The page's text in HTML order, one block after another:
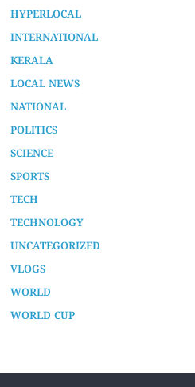
HYPERLOCAL
INTERNATIONAL
KERALA
LOCAL NEWS
NATIONAL
POLITICS
SCIENCE
SPORTS
TECH
TECHNOLOGY
UNCATEGORIZED
VLOGS
WORLD
WORLD CUP